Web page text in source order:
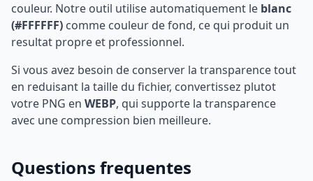
couleur. Notre outil utilise automatiquement le blanc
(#FFFFFF) comme couleur de fond, ce qui produit un
resultat propre et professionnel.
Si vous avez besoin de conserver la transparence tout
en reduisant la taille du fichier, convertissez plutot
votre PNG en WEBP, qui supporte la transparence
avec une compression bien meilleure.
Questions frequentes